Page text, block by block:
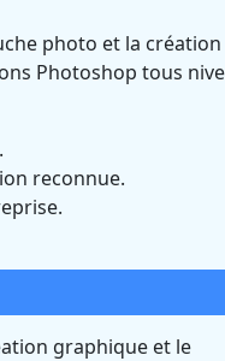
photo et la création
Photoshop tous
reconnue.
graphique et le